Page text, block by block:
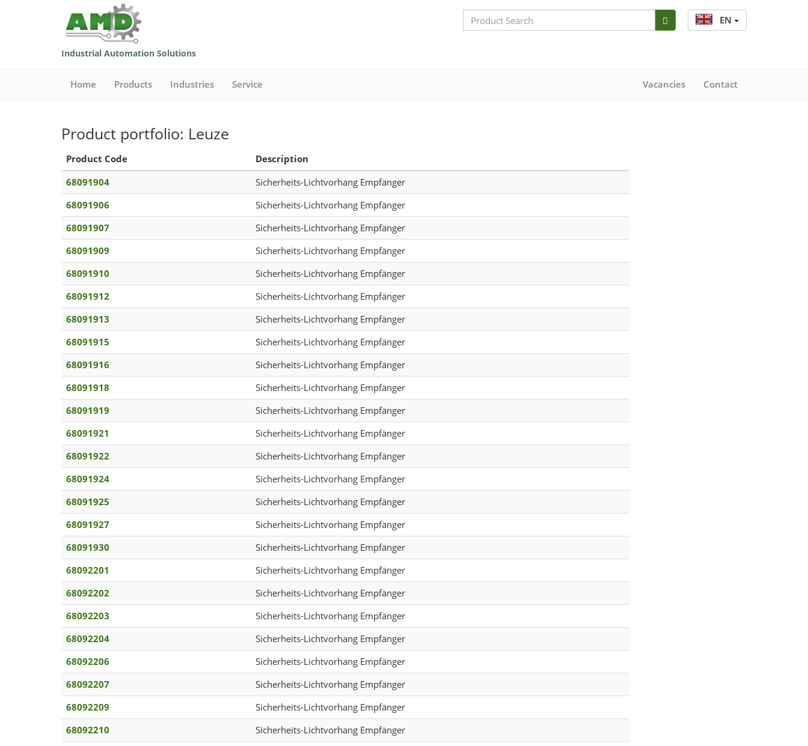
Industrial Automation Solutions
EN
Search
Bar
Home Products Industries Service Vacancies Contact
Product portfolio: Leuze
Product Code
Description
68091904
Sicherheits-Lichtvorhang Empfänger
68091906
Sicherheits-Lichtvorhang Empfänger
68091907
Sicherheits-Lichtvorhang Empfänger
68091909
Sicherheits-Lichtvorhang Empfänger
68091910
Sicherheits-Lichtvorhang Empfänger
68091912
Sicherheits-Lichtvorhang Empfänger
68091913
Sicherheits-Lichtvorhang Empfänger
68091915
Sicherheits-Lichtvorhang Empfänger
68091916
Sicherheits-Lichtvorhang Empfänger
68091918
Sicherheits-Lichtvorhang Empfänger
68091919
Sicherheits-Lichtvorhang Empfänger
68091921
Sicherheits-Lichtvorhang Empfänger
68091922
Sicherheits-Lichtvorhang Empfänger
68091924
Sicherheits-Lichtvorhang Empfänger
68091925
Sicherheits-Lichtvorhang Empfänger
68091927
Sicherheits-Lichtvorhang Empfänger
68091930
Sicherheits-Lichtvorhang Empfänger
68092201
Sicherheits-Lichtvorhang Empfänger
68092202
Sicherheits-Lichtvorhang Empfänger
68092203
Sicherheits-Lichtvorhang Empfänger
68092204
Sicherheits-Lichtvorhang Empfänger
68092206
Sicherheits-Lichtvorhang Empfänger
68092207
Sicherheits-Lichtvorhang Empfänger
68092209
Sicherheits-Lichtvorhang Empfänger
68092210
Sicherheits-Lichtvorhang Empfänger